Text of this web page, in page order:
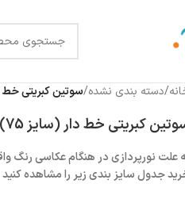
/دسته بندی نشده/سوتین کبریتی خط
کبریتی خط دار (سایز 75)
علت نورپردازی در هنگام عکاسی رنگ
جدول سایز بندی زیر را مشاهده کنید